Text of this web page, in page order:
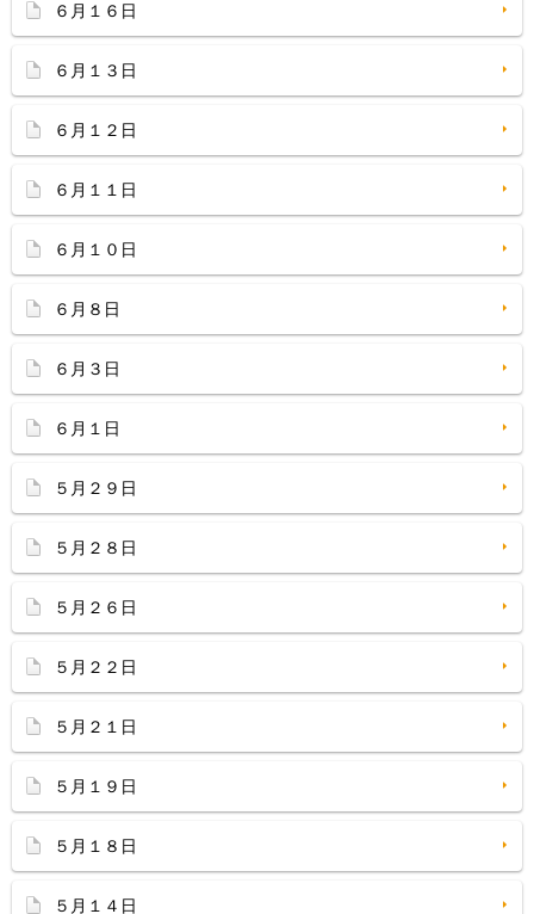
６月１６日
６月１３日
６月１２日
６月１１日
６月１０日
６月８日
６月３日
６月１日
５月２９日
５月２８日
５月２６日
５月２２日
５月２１日
５月１９日
５月１８日
５月１４日